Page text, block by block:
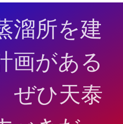
溜所を建
画がある
ぜひ天泰